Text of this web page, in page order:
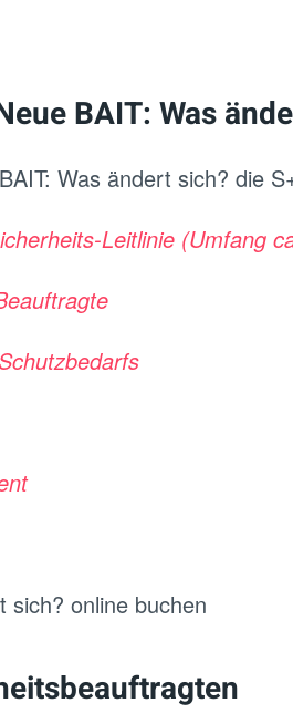
BAIT: Was
Was ändert sich? die
Leitlinie (Umfang
sich? online buchen